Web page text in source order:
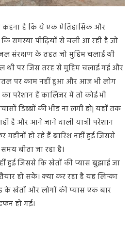
है कि ये एक ऐतिहासिक और
कि समस्या पीढ़ियों से चली आ रही है जो
जल संरक्षण के तहत जो मुहिम चलाई थी
थी पर जिस तरह से मुहिम चलाई गई और
पर काम नहीं हुआ और आज भी लोग
का परेशान हैं कालिंजर में तो कोई भी
डिब्बों की भीड ना लगी हो| यहाँ तक
है और आने जाने वाली यात्री परेशान
महीनों हो रहे हैं बारिश नहीं हुई जिससे
बीता जा रहा है।
हुई जिससे कि खेतों की प्यास बुझाई जा
हो सके। क्या कर रहा है यह लिम्का
खेतों और लोगों की प्यास एक बार
हो गई।